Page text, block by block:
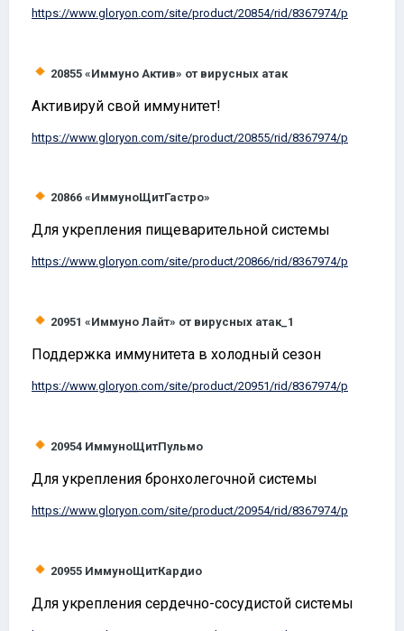
https://www.gloryon .com/site/product/20854/rid/8367974/p
20855«Иммуно Актив» от вирусных атак
Активируй свой иммунитет!
https://www.gloryon .com/site/product/20855/rid/8367974/p
20866«ИммуноЩитГастро»
Для укрепления пищеварительной системы
https://www.gloryon.com/site/product/20866/rid/8367974/p
20951«Иммуно Лайт» от вирусных атак_1
Поддержка иммунитета в холодный сезон
https://www.gloryon.com/site/product/20951/rid/8367974/p
20954 ИммуноЩитПульмо
Для укрепления бронхолегочной системы
https://www.gloryon.com/site/product/20954/rid/8367974/p
20955 ИммуноЩитКардио
Для укрепления сердечно-сосудистой системы